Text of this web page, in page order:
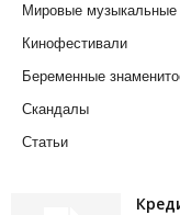
Мировые
Кинофестивали
Беременные
Скандалы
Статьи